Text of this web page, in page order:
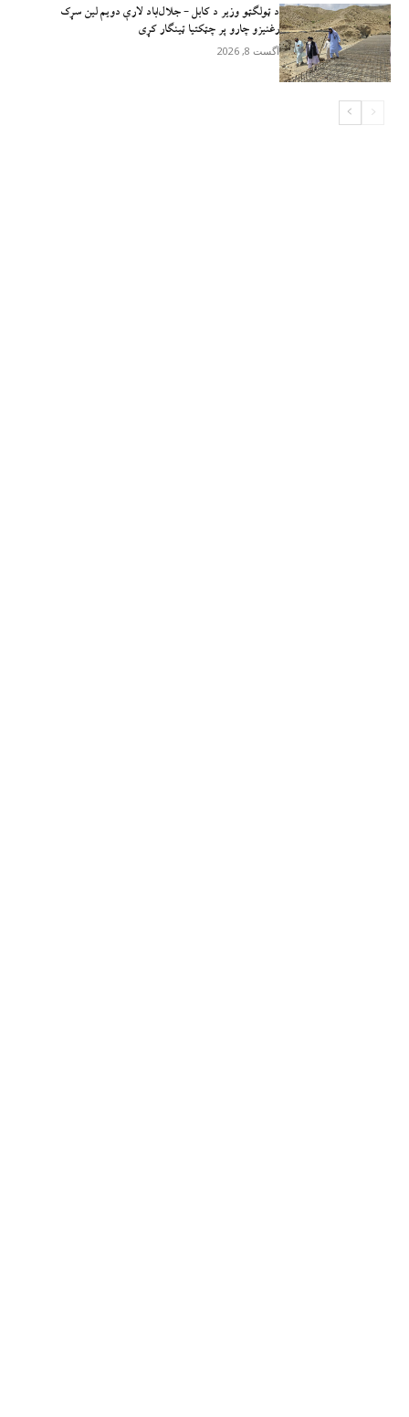
د ټولګټو وزیر د کابل – جلال‌اباد لارې دویم لین سړک
رغنیزو چارو پر چټکتیا ټینګار کړی
آگست 8, 2026